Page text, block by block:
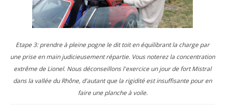
Etape 3: prendre à pleine pogne le dit toit en équilibrant la charge par
une prise en main judicieusement répartie. Vous noterez la concentration
extrême de Lionel. Nous déconseillons l'exercice un jour de fort Mistral
dans la vallée du Rhône, d'autant que la rigidité est insuffisante pour en
faire une planche à voile.